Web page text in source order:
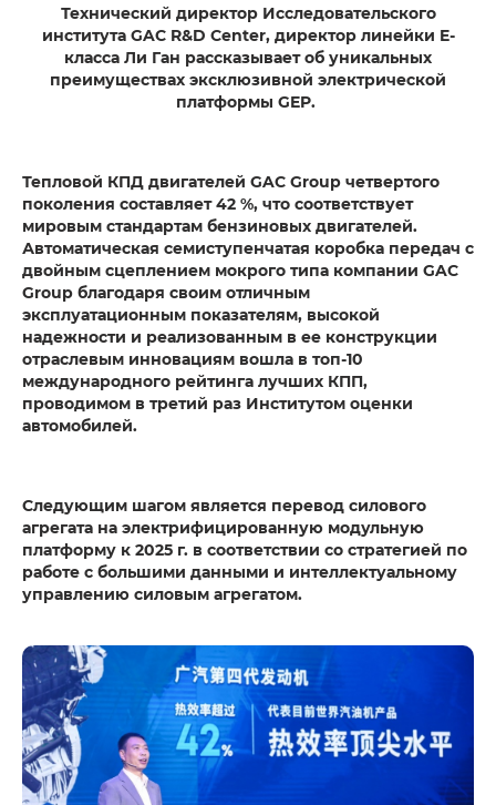
Технический директор Исследовательского
института GAC R&D Center, директор линейки E-
класса Ли Ган рассказывает об уникальных
преимуществах эксклюзивной электрической
платформы GEP.
Тепловой КПД двигателей GAC Group четвертого
поколения составляет 42 %, что соответствует
мировым стандартам бензиновых двигателей.
Автоматическая семиступенчатая коробка передач с
двойным сцеплением мокрого типа компании GAC
Group благодаря своим отличным
эксплуатационным показателям, высокой
надежности и реализованным в ее конструкции
отраслевым инновациям вошла в топ-10
международного рейтинга лучших КПП,
проводимом в третий раз Институтом оценки
автомобилей.
Следующим шагом является перевод силового
агрегата на электрифицированную модульную
платформу к 2025 г. в соответствии со стратегией по
работе с большими данными и интеллектуальному
управлению силовым агрегатом.